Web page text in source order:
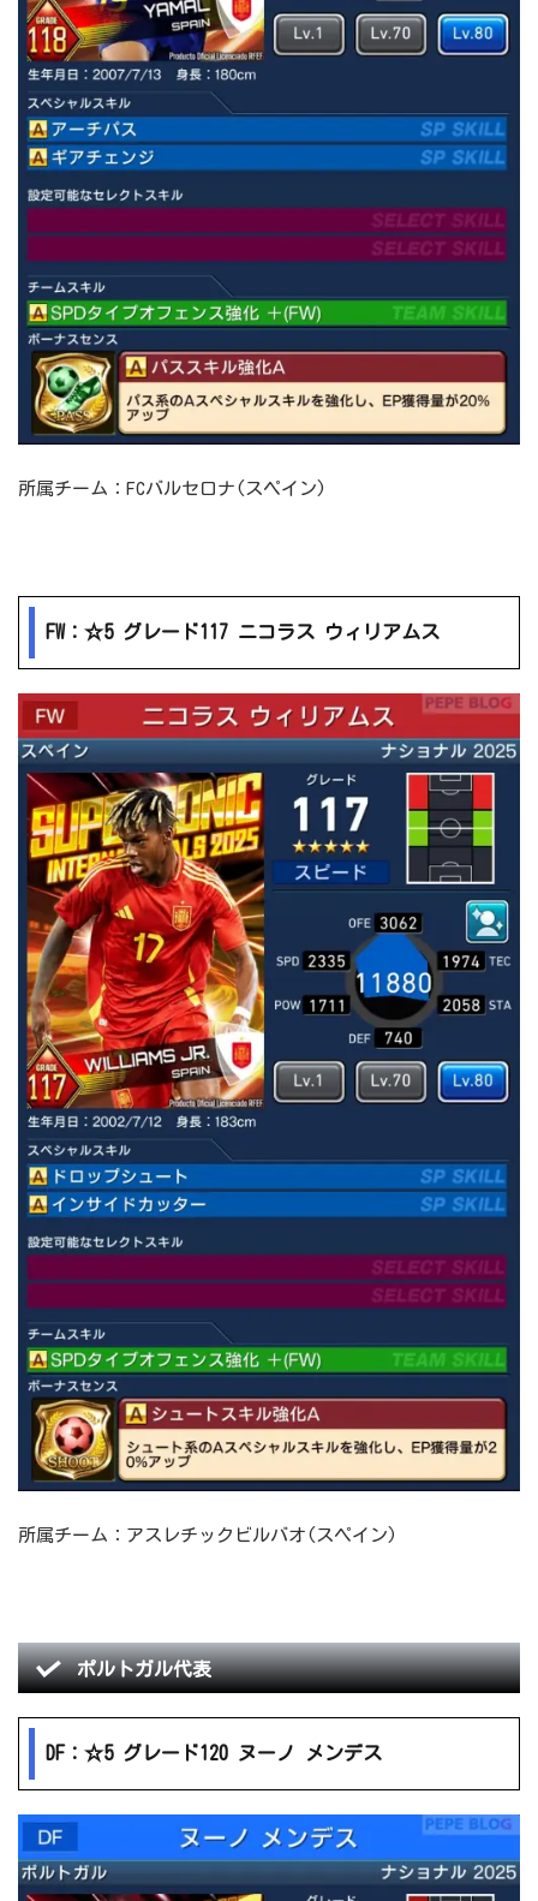
所属チーム：FCバルセロナ(スペイン)
FW：☆5 グレード117 ニコラス ウィリアムス
所属チーム：アスレチックビルバオ(スペイン)
ポルトガル代表
DF：☆5 グレード120 ヌーノ メンデス